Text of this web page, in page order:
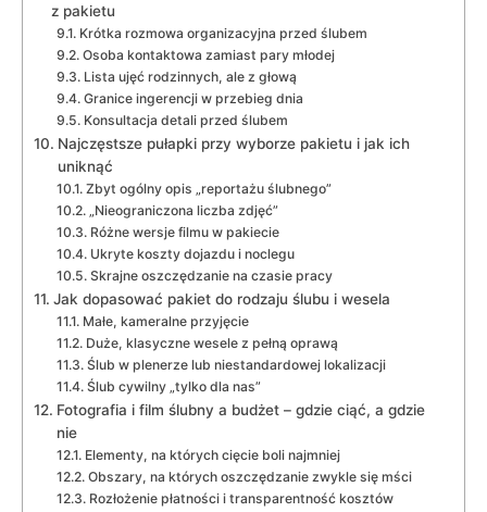
z pakietu
Krótka rozmowa organizacyjna przed ślubem
Osoba kontaktowa zamiast pary młodej
Lista ujęć rodzinnych, ale z głową
Granice ingerencji w przebieg dnia
Konsultacja detali przed ślubem
Najczęstsze pułapki przy wyborze pakietu i jak ich
uniknąć
Zbyt ogólny opis „reportażu ślubnego”
„Nieograniczona liczba zdjęć”
Różne wersje filmu w pakiecie
Ukryte koszty dojazdu i noclegu
Skrajne oszczędzanie na czasie pracy
Jak dopasować pakiet do rodzaju ślubu i wesela
Małe, kameralne przyjęcie
Duże, klasyczne wesele z pełną oprawą
Ślub w plenerze lub niestandardowej lokalizacji
Ślub cywilny „tylko dla nas”
Fotografia i film ślubny a budżet – gdzie ciąć, a gdzie
nie
Elementy, na których cięcie boli najmniej
Obszary, na których oszczędzanie zwykle się mści
Rozłożenie płatności i transparentność kosztów